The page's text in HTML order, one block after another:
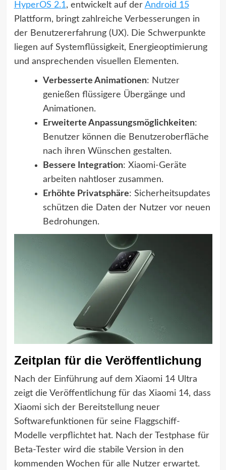
HyperOS 2.1, entwickelt auf der Android 15
Plattform, bringt zahlreiche Verbesserungen in
der Benutzererfahrung (UX). Die Schwerpunkte
liegen auf Systemflüssigkeit, Energieoptimierung
und ansprechenden visuellen Elementen.
Verbesserte Animationen: Nutzer
genießen flüssigere Übergänge und
Animationen.
Erweiterte Anpassungsmöglichkeiten:
Benutzer können die Benutzeroberfläche
nach ihren Wünschen gestalten.
Bessere Integration: Xiaomi-Geräte
arbeiten nahtloser zusammen.
Erhöhte Privatsphäre: Sicherheitsupdates
schützen die Daten der Nutzer vor neuen
Bedrohungen.
Zeitplan für die Veröffentlichung
Nach der Einführung auf dem Xiaomi 14 Ultra
zeigt die Veröffentlichung für das Xiaomi 14, dass
Xiaomi sich der Bereitstellung neuer
Softwarefunktionen für seine Flaggschiff-
Modelle verpflichtet hat. Nach der Testphase für
Beta-Tester wird die stabile Version in den
kommenden Wochen für alle Nutzer erwartet.